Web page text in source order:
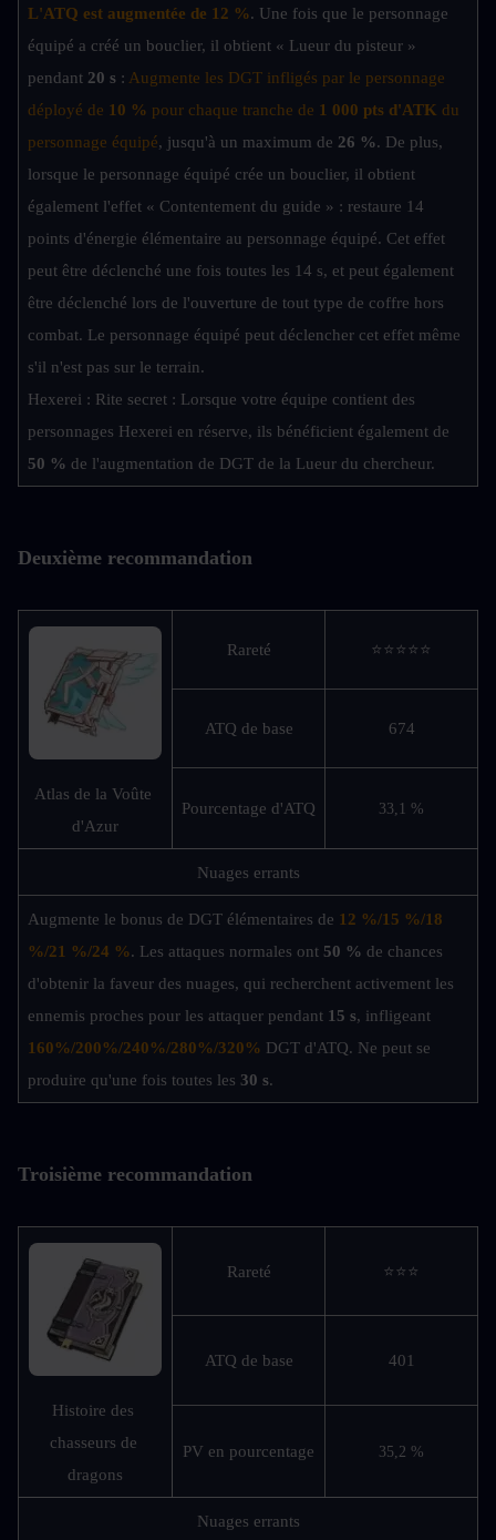
L'ATQ est augmentée de 12 %. Une fois que le personnage
équipé a créé un bouclier, il obtient « Lueur du pisteur »
pendant 20 s : Augmente les DGT infligés par le personnage
déployé de 10 % pour chaque tranche de 1 000 pts d'ATK du
personnage équipé, jusqu'à un maximum de 26 %. De plus,
lorsque le personnage équipé crée un bouclier, il obtient
également l'effet « Contentement du guide » : restaure 14
points d'énergie élémentaire au personnage équipé. Cet effet
peut être déclenché une fois toutes les 14 s, et peut également
être déclenché lors de l'ouverture de tout type de coffre hors
combat. Le personnage équipé peut déclencher cet effet même
s'il n'est pas sur le terrain.
Hexerei : Rite secret : Lorsque votre équipe contient des
50 % de l'augmentation de DGT de la Lueur du chercheur.
Deuxième recommandation
Atlas de la Voûte
d'Azur
Rareté ⭐⭐⭐⭐⭐
ATQ de base 674
Pourcentage d'ATQ 33,1 %
Nuages errants
Augmente le bonus de DGT élémentaires de 12 %/15 %/18
%/21 %/24 %. Les attaques normales ont 50 % de chances
d'obtenir la faveur des nuages, qui recherchent activement les
ennemis proches pour les attaquer pendant 15 s
160%/200%/240%/280%/320% DGT d'ATQ. Ne peut se
produire qu'une fois toutes les 30 s.
Troisième recommandation
Histoire des
chasseurs de
dragons
Rareté ⭐⭐⭐
ATQ de base 401
PV en pourcentage 35,2 %
Nuages errants